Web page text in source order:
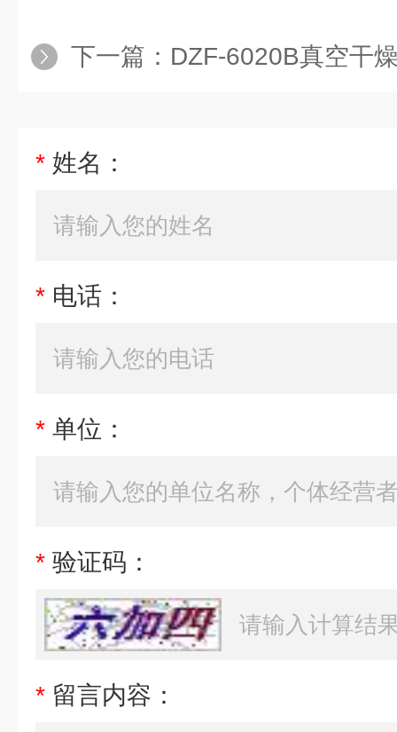
下一篇： DZF-6020B真空干
* 姓名：
* 电话：
* 单位：
* 验证码：
* 留言内容：